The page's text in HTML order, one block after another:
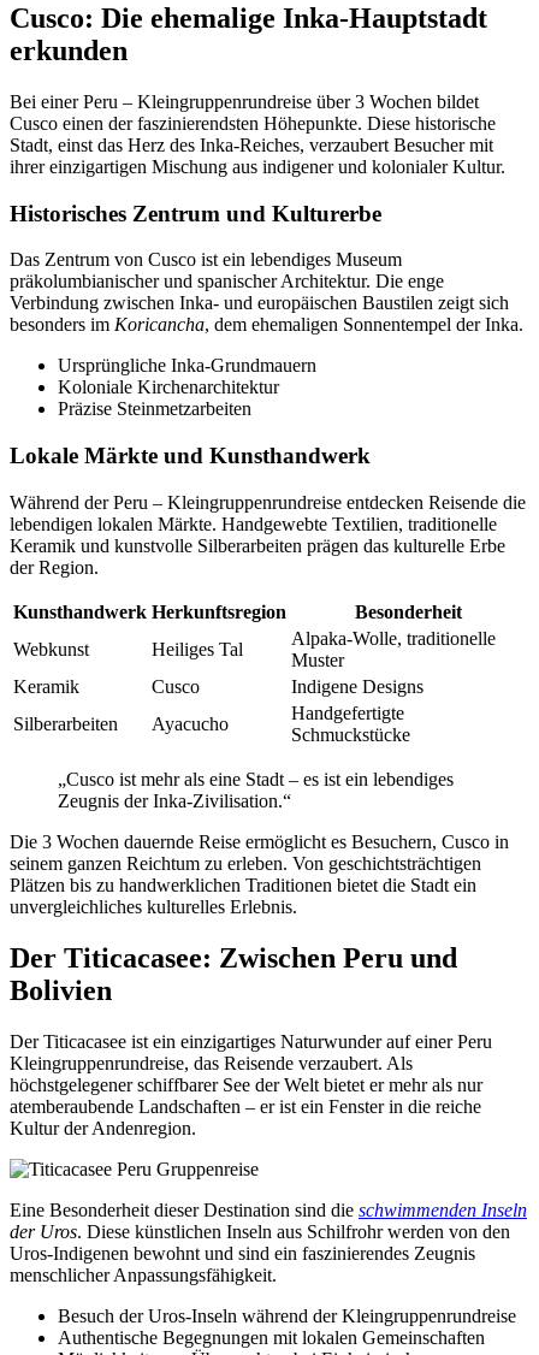
Cusco: Die ehemalige Inka-Hauptstadt
erkunden
Bei einer Peru – Kleingruppenrundreise über 3 Wochen bildet
Cusco einen der faszinierendsten Höhepunkte. Diese historische
Stadt, einst das Herz des Inka-Reiches, verzaubert Besucher mit
ihrer einzigartigen Mischung aus indigener und kolonialer Kultur.
Historisches Zentrum und Kulturerbe
Das Zentrum von Cusco ist ein lebendiges Museum
präkolumbianischer und spanischer Architektur. Die enge
Verbindung zwischen Inka- und europäischen Baustilen zeigt sich
besonders im Koricancha, dem ehemaligen Sonnentempel der Inka.
Ursprüngliche Inka-Grundmauern
Koloniale Kirchenarchitektur
Präzise Steinmetzarbeiten
Lokale Märkte und Kunsthandwerk
Während der Peru – Kleingruppenrundreise entdecken Reisende die
lebendigen lokalen Märkte. Handgewebte Textilien, traditionelle
Keramik und kunstvolle Silberarbeiten prägen das kulturelle Erbe
der Region.
Kunsthandwerk Herkunftsregion
Besonderheit
Webkunst
Heiliges Tal
Alpaka-Wolle, traditionelle
Muster
Keramik
Cusco
Indigene Designs
Silberarbeiten
Ayacucho
Handgefertigte
Schmuckstücke
„Cusco ist mehr als eine Stadt – es ist ein lebendiges
Zeugnis der Inka-Zivilisation.“
Die 3 Wochen dauernde Reise ermöglicht es Besuchern, Cusco in
seinem ganzen Reichtum zu erleben. Von geschichtsträchtigen
Plätzen bis zu handwerklichen Traditionen bietet die Stadt ein
unvergleichliches kulturelles Erlebnis.
Der Titicacasee: Zwischen Peru und
Bolivien
Der Titicacasee ist ein einzigartiges Naturwunder auf einer Peru
Kleingruppenrundreise, das Reisende verzaubert. Als
höchstgelegener schiffbarer See der Welt bietet er mehr als nur
atemberaubende Landschaften – er ist ein Fenster in die reiche
Kultur der Andenregion.
Eine Besonderheit dieser Destination sind die schwimmenden Inseln
der Uros. Diese künstlichen Inseln aus Schilfrohr werden von den
Uros-Indigenen bewohnt und sind ein faszinierendes Zeugnis
menschlicher Anpassungsfähigkeit.
Besuch der Uros-Inseln während der Kleingruppenrundreise
Authentische Begegnungen mit lokalen Gemeinschaften